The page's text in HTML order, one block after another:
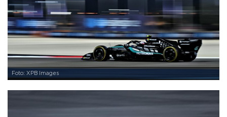
Foto: XPB Images